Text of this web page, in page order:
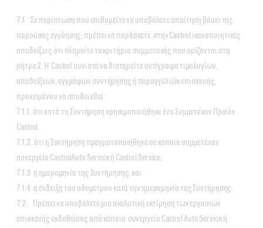
7.1. Σε περίπτωση που επιθυμείτε να υποβάλετε απαίτηση βάσει της
παρούσας εγγύησης, πρέπει να παράσχετε στην Castrol ικανοποιητικές
αποδείξεις ότι πληρείτε τα κριτήρια συμμετοχής που ορίζονται στη
ρήτρα 2. Η Castrol συνιστά να διατηρείτε αντίγραφα τιμολογίων,
αποδείξεων, εγγράφων συντήρησης ή παραγγελιών επισκευής,
προκειμένου να αποδειχθεί :
7.1.1. ότι κατά τη Συντήρηση χρησιμοποιήθηκε ένα Συμμετέχον Προϊόν
Castrol,
7.1.2. ότι η Συντήρηση πραγματοποιήθηκε σε κάποιο συμμετέχον
συνεργείο CastrolAuto Service ή Castrol Service,
7.1.3 η ημερομηνία της Συντήρησης, και
7.1.4 η ένδειξη του οδομέτρου κατά την ημερομηνία της Συντήρησης.
7.2. Πρέπει να υποβάλετε μια αναλυτική εκτίμηση των εργασιών
επισκευής εκδοθείσας από κάποιο συνεργείο Castrol Auto Service ή